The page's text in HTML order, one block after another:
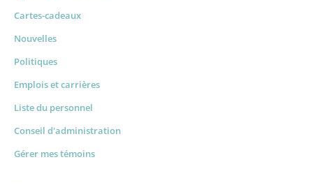
Cartes-cadeaux
Nouvelles
Politiques
Emplois et carrières
Liste du personnel
Conseil d'administration
Gérer mes témoins